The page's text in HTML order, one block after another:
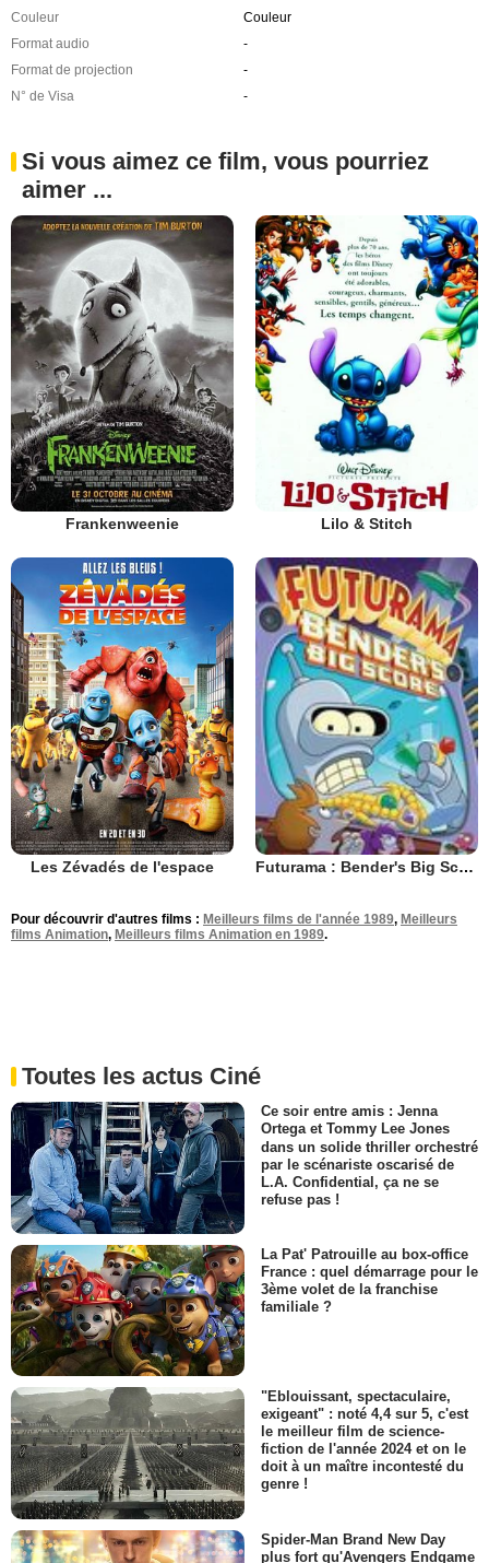
Couleur
Couleur
Format audio
-
Format de projection
-
N° de Visa
-
Si vous aimez ce film, vous pourriez
aimer ...
Frankenweenie Lilo & Stitch
Les Zévadés de l'espace Futurama : Bender's Big Score
Pour découvrir d'autres films : Meilleurs films de l'année 1989, Meilleurs
films Animation, Meilleurs films Animation en 1989.
Toutes les actus Ciné
Ce soir entre amis : Jenna
Ortega et Tommy Lee Jones
dans un solide thriller orchestré
par le scénariste oscarisé de
L.A. Confidential, ça ne se
refuse pas !
La Pat' Patrouille au box-office
France : quel démarrage pour le
3ème volet de la franchise
familiale ?
"Eblouissant, spectaculaire,
exigeant" : noté 4,4 sur 5, c'est
le meilleur film de science-
fiction de l'année 2024 et on le
doit à un maître incontesté du
genre !
Spider-Man Brand New Day
plus fort qu'Avengers Endgame